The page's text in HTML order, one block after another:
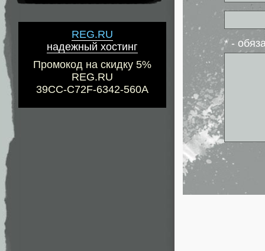
REG.RU
надежный хостинг
Промокод на скидку 5%
REG.RU
39CC-C72F-6342-560A
* -